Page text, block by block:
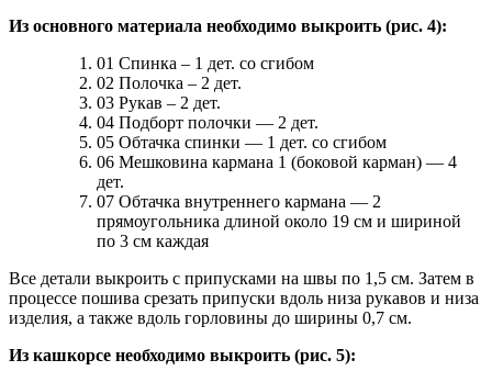
Из основного материала необходимо выкроить (рис. 4):
01 Спинка – 1 дет. со сгибом
02 Полочка – 2 дет.
03 Рукав – 2 дет.
04 Подборт полочки — 2 дет.
05 Обтачка спинки — 1 дет. со сгибом
06 Мешковина кармана 1 (боковой карман) — 4
дет.
07 Обтачка внутреннего кармана — 2
прямоугольника длиной около 19 см и шириной
по 3 см каждая
Все детали выкроить с припусками на швы по 1,5 см. Затем в
процессе пошива срезать припуски вдоль низа рукавов и низа
изделия, а также вдоль горловины до ширины 0,7 см.
Из кашкорсе необходимо выкроить (рис. 5):